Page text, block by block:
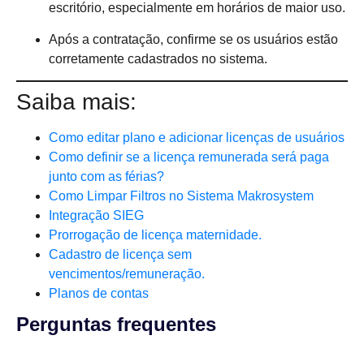
escritório, especialmente em horários de maior uso.
Após a contratação, confirme se os usuários estão
corretamente cadastrados no sistema.
Saiba mais:
Como editar plano e adicionar licenças de usuários
Como definir se a licença remunerada será paga
junto com as férias?
Como Limpar Filtros no Sistema Makrosystem
Integração SIEG
Prorrogação de licença maternidade.
Cadastro de licença sem
vencimentos/remuneração.
Planos de contas
Perguntas frequentes​